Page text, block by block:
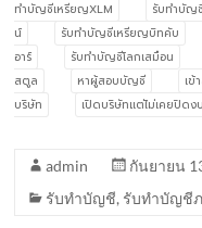
ทำบัญชีเหรียญXLM
รับทำบัญ
น์
รับทำบัญชีเหรียญบิทคับ
อาร์
รับทำบัญชีโลกเสมือน
สตูล
หาผู้สอบบัญชี เข้
บริษัท
เปิดบริษัทแต่ไม่เคยปิดงบ
admin
กันยายน
รับทำบัญชี, รับทำบัญชี